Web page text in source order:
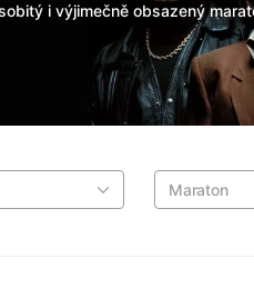
i výjimečně obsazený
Maraton